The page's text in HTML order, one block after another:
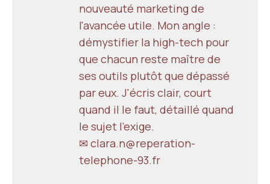
nouveauté marketing de
l'avancée utile. Mon angle :
démystifier la high-tech pour
que chacun reste maître de
ses outils plutôt que dépassé
par eux. J'écris clair, court
quand il le faut, détaillé quand
le sujet l'exige.
✉ clara.n@reperation-
telephone-93.fr